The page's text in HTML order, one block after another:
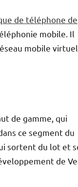
de téléphone de
mobile. Il
mobile virtuel.
de gamme, qui
ce segment du
sortent du lot et
de